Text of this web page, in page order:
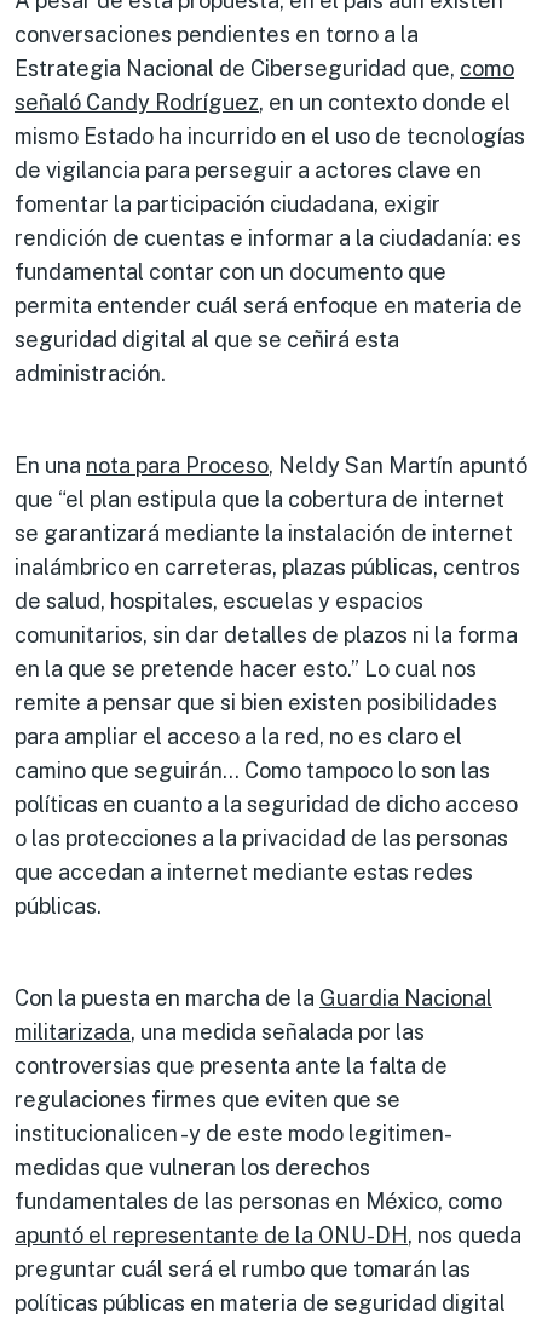
conversaciones pendientes en torno a la
Estrategia Nacional de Ciberseguridad que, como
señaló Candy Rodríguez, en un contexto donde el
mismo Estado ha incurrido en el uso de tecnologías
de vigilancia para perseguir a actores clave en
fomentar la participación ciudadana, exigir
rendición de cuentas e informar a la ciudadanía: es
fundamental contar con un documento que
permita entender cuál será enfoque en materia de
seguridad digital al que se ceñirá esta
administración.
En una nota para Proceso, Neldy San Martín apuntó
que “el plan estipula que la cobertura de internet
se garantizará mediante la instalación de internet
inalámbrico en carreteras, plazas públicas, centros
de salud, hospitales, escuelas y espacios
comunitarios, sin dar detalles de plazos ni la forma
en la que se pretende hacer esto.” Lo cual nos
remite a pensar que si bien existen posibilidades
para ampliar el acceso a la red, no es claro el
camino que seguirán… Como tampoco lo son las
políticas en cuanto a la seguridad de dicho acceso
o las protecciones a la privacidad de las personas
que accedan a internet mediante estas redes
públicas.
Con la puesta en marcha de la Guardia Nacional
militarizada, una medida señalada por las
controversias que presenta ante la falta de
regulaciones firmes que eviten que se
institucionalicen -y de este modo legitimen-
medidas que vulneran los derechos
fundamentales de las personas en México, como
apuntó el representante de la ONU-DH, nos queda
preguntar cuál será el rumbo que tomarán las
políticas públicas en materia de seguridad digital